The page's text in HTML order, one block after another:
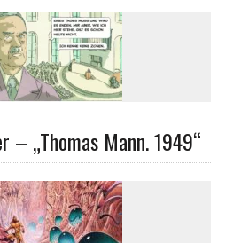
– „Thomas Mann. 1949“